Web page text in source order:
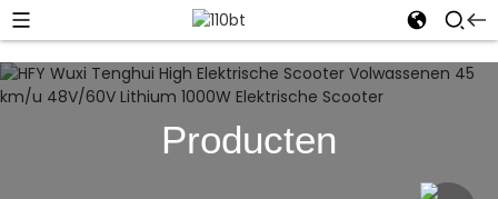
Producten